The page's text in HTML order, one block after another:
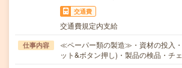
交通費
交通費規定内支給
仕事内容
≪ペーパー類の製造≫・資材の投入
ット&ボタン押し)・製品の検品・チ